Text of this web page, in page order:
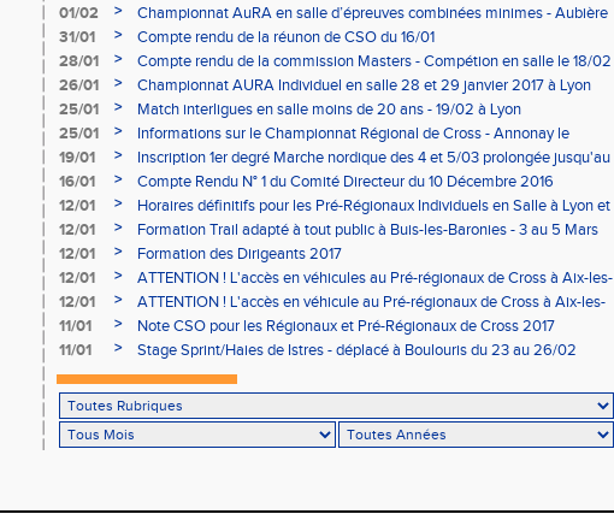
01/02
>
Championnat AuRA en salle d’épreuves combinées minimes - Aubière
- le 12 février
31/01 >
Compte rendu de la réunon de CSO du 16/01
28/01
>
Compte rendu de la commission Masters - Compétion en salle le 18/02
à Bourgoin
26/01 >
Championnat AURA Individuel en salle 28 et 29 janvier 2017 à Lyon
25/01
>
Match interligues en salle moins de 20 ans - 19/02 à Lyon
25/01
>
Informations sur le Championnat Régional de Cross - Annonay le
05/02
19/01 >
Inscription 1er degré Marche nordique des 4 et 5/03 prolongée jusqu'au
03/02 (sous condition)
16/01 >
Compte Rendu N° 1 du Comité Directeur du 10 Décembre 2016
12/01
>
Horaires définitifs pour les Pré-Régionaux Individuels en Salle à Lyon et
Aubière
12/01 >
Formation Trail adapté à tout public à Buis-les-Baronies - 3 au 5 Mars
12/01
>
Formation des Dirigeants 2017
12/01
>
ATTENTION ! L'accès en véhicules au Pré-régionaux de Cross à Aix-les-
Bains sera réglementé
12/01 >
ATTENTION ! L'accès en véhicule au Pré-régionaux de Cross à Aix-les-
Bains sera réglementé
11/01 >
Note CSO pour les Régionaux et Pré-Régionaux de Cross 2017
11/01
> Stage Sprint/Haies de Istres - déplacé à Boulouris du 23 au 26/02